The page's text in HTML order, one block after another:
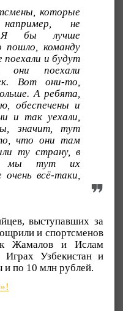
которые
не
Я бы лучше
команду
поехали и будут
они поехали
Вот они-то,
А ребята,
обеспечены и
и так уехали,
значит, тут
что они там
ту страну, в
мы тут их
всё-таки,
выступавших за
и спортсменов
Жамалов и Ислам
Играх Узбекистан и
по 10 млн рублей.